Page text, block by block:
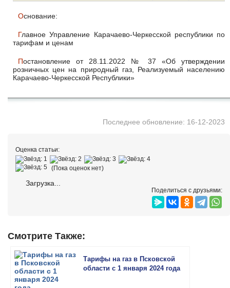
Основание:
Главное Управление Карачаево-Черкесской республики по
тарифам и ценам
Постановление от 28.11.2022 № 37 «Об утверждении
розничных цен на природный газ, Реализуемый населению
Карачаево-Черкесской Республики»
Последнее обновление: 16-12-2023
Оценка статьи:
(Пока оценок нет)
Загрузка...
Поделиться с друзьями:
Смотрите Также:
Тарифы на газ в Псковской
области с 1 января 2024 года